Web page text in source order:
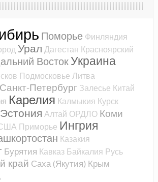
Поморье Финляндия
Урал Дагестан Красноярский
ВостокУкраина
Подмосковье Литва
Санкт-Петербург Залесье Китай
Карелия Калмыкия Курск
Эстония Алтай ОРДЛО Коми
Приморье Ингрия
Казакия
Бурятия Кавказ Байкалия Русь
край Саха (Якутия) Крым